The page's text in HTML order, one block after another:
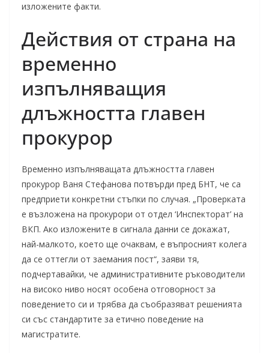
изложените факти.
Действия от страна на
временно
изпълняващия
длъжността главен
прокурор
Временно изпълняващата длъжността главен
прокурор Ваня Стефанова потвърди пред БНТ, че са
предприети конкретни стъпки по случая. „Проверката
е възложена на прокурори от отдел ‘Инспекторат’ на
ВКП. Ако изложените в сигнала данни се докажат,
най-малкото, което ще очаквам, е въпросният колега
да се оттегли от заемания пост“, заяви тя,
подчертавайки, че административните ръководители
на високо ниво носят особена отговорност за
поведението си и трябва да съобразяват решенията
си със стандартите за етично поведение на
магистратите.